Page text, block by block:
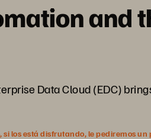
and
Data Cloud (EDC)
los está disfrutando, le pediremos